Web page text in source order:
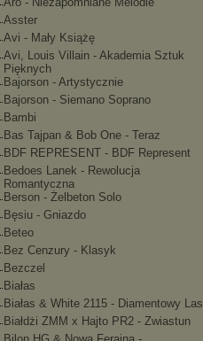
Asster
Avi - Mały Książę
Avi, Louis Villain - Akademia Sztuk
Pięknych
Bajorson - Artystycznie
Bajorson - Siemano Soprano
Bambi
Bas Tajpan & Bob One - Teraz
BDF REPRESENT - BDF Represent
Bedoes Lanek - Rewolucja
Romantyczna
Berson - Żelbeton Solo
Bęsiu - Gniazdo
Beteo
Bez Cenzury - Klasyk
Bezczel
Białas
Białas & White 2115 - Diamentowy Las
Białdżi ZMM x Hajto PR2 - Zwiastun